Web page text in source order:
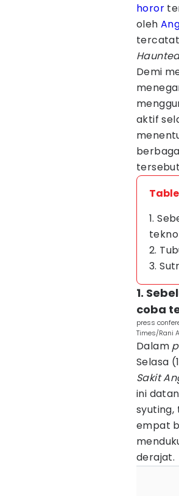
horor
oleh
Demi
aktif
1.
2.
3.
1.
coba
press
Times/Rani
Dalam
Selasa
Sakit
ini
syuting,
empat
derajat.